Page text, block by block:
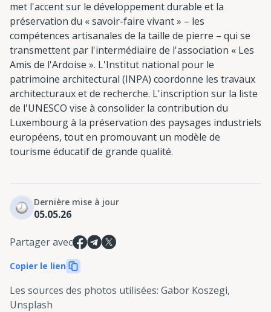
met l'accent sur le développement durable et la
préservation du « savoir-faire vivant » – les
compétences artisanales de la taille de pierre – qui se
transmettent par l'intermédiaire de l'association « Les
Amis de l'Ardoise ». L'Institut national pour le
patrimoine architectural (INPA) coordonne les travaux
architecturaux et de recherche. L'inscription sur la liste
de l'UNESCO vise à consolider la contribution du
Luxembourg à la préservation des paysages industriels
européens, tout en promouvant un modèle de
tourisme éducatif de grande qualité.
Dernière mise à jour
05.05.26
Partager avec
Copier le lien
Les sources des photos utilisées: Gabor Koszegi,
Unsplash